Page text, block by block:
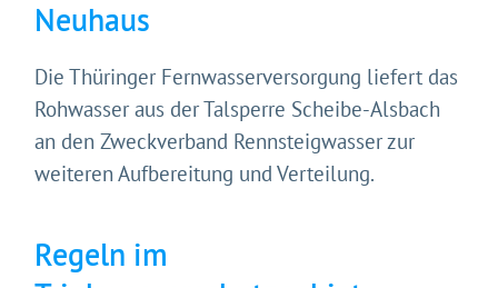
Neuhaus
Die Thüringer Fernwasserversorgung liefert das
Rohwasser aus der Talsperre Scheibe-Alsbach
an den Zweckverband Rennsteigwasser zur
weiteren Aufbereitung und Verteilung.
Regeln im
Website und Ihr Erlebnis zu verbessern.